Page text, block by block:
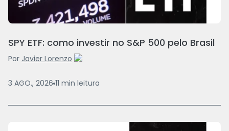
SPY ETF: como investir no S&P 500 pelo Brasil
Por Javier Lorenzo
3 AGO., 2026 11 min leitura